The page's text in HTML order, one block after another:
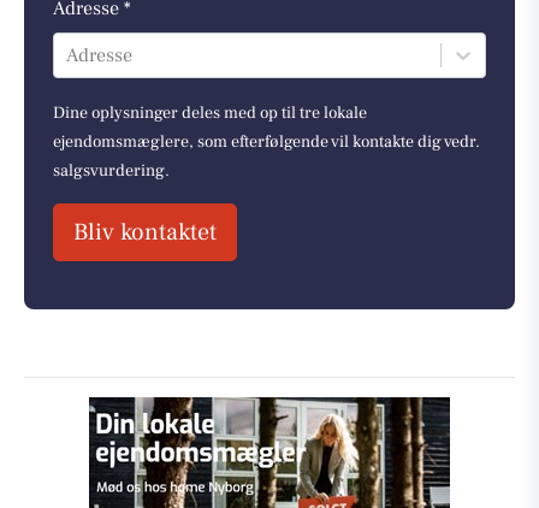
Adresse *
Adresse
Dine oplysninger deles med op til tre lokale
ejendomsmæglere, som efterfølgende vil kontakte dig vedr.
salgsvurdering.
Bliv kontaktet